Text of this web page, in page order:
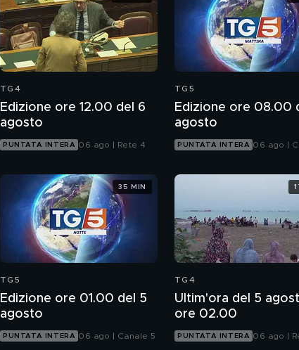
TG4
Edizione ore 12.00 del 6
agosto
PUNTATA INTERA 06 ago | Rete 4
TG5
Edizione ore 08.00
agosto
PUNTATA INTERA 06 ago |
TG5
Edizione ore 01.00 del 5
agosto
PUNTATA INTERA 06 ago | Canale 5
35 MIN
TG4
Ultim'ora del 5
ore 02.00
PUNTATA INTERA 06 ago |